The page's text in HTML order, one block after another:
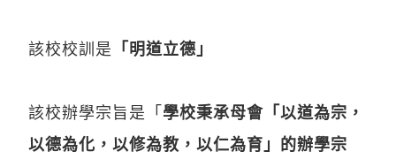
該校校訓是 「明道立德」
該校辦學宗旨是「學校秉承母會「以道為宗，
以德為化，以修為教，以仁為育」的辦學宗